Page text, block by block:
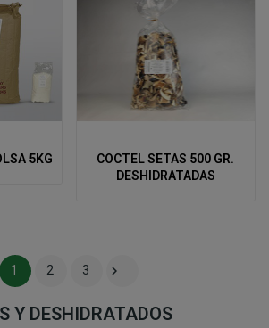
Y DESHIDRATADOS
5KG
COCTEL SETAS 500 GR.
DESHIDRATADAS
1 2 3 